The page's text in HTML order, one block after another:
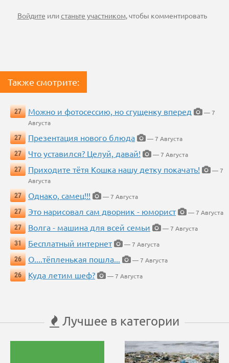
Войдите илистаньте участником, чтобы комментировать
Также смотрите:
27 Можно и фотосессию, но сгущенку вперед
— 7
Августа
27
Презентация нового блюда
— 7 Августа
27
Что уставился? Целуй, давай!
— 7 Августа
27
Приходите тётя Кошка нашу детку покачать!
— 7
Августа
27
Однако, самец!!!
— 7 Августа
27
Это нарисовал сам дворник - юморист
— 7 Августа
27
Волга - машина для всей семьи
— 7 Августа
31
Бесплатный интернет
— 7 Августа
26
О....тёпленькая пошла...
— 7 Августа
26
Куда летим шеф? — 7 Августа
Лучшее в категории